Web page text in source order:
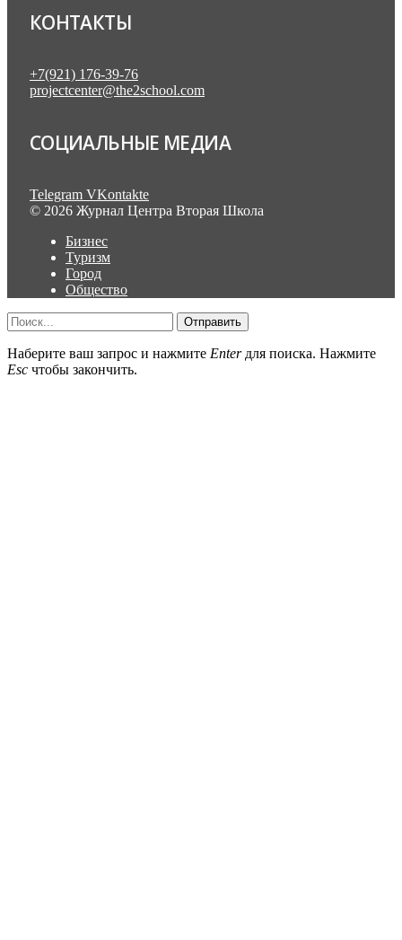
КОНТАКТЫ
+7(921) 176-39-76
projectcenter@the2school.com
СОЦИАЛЬНЫЕ МЕДИА
Telegram VKontakte
© 2026 Журнал Центра Вторая Школа
Бизнес
Туризм
Город
Общество
Отправить
Наберите ваш запрос и нажмите Enterдля поиска. Нажмите
Esc чтобы закончить.